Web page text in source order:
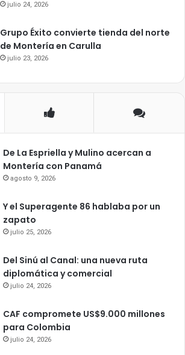
julio 24, 2026
Grupo Éxito convierte tienda del norte
de Montería en Carulla
julio 23, 2026
De La Espriella y Mulino acercan a
Montería con Panamá
agosto 9, 2026
Y el Superagente 86 hablaba por un
zapato
julio 25, 2026
Del Sinú al Canal: una nueva ruta
diplomática y comercial
julio 24, 2026
CAF compromete US$9.000 millones
para Colombia
julio 24, 2026